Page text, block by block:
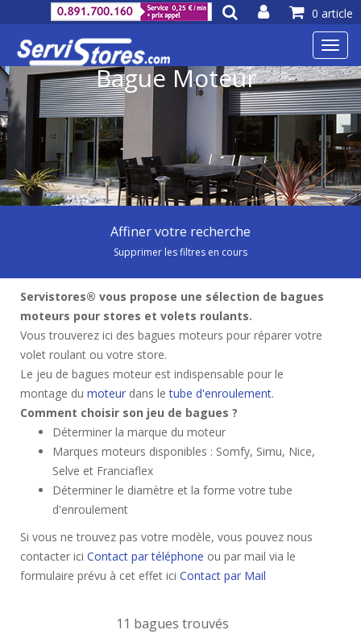
0 article
Bague Moteur
Affiner votre recherche
Supprimer les filtres en cours
Servistores® vous propose une sélection de bagues
moteurs pour stores et volets roulants.
Vous trouverez ici des bagues moteurs pour réparer votre
volet roulant ou votre store.
Le jeu de bagues moteur est indispensable pour le
montage du moteur dans letube d'enroulement.
Comment choisir son jeu de bagues ?
Déterminer la marque du moteur
Marques moteurs disponibles : Somfy, Simu, Nice,
Selve et Franciaflex
Déterminer le diamètre et la forme votre tube
d'enroulement
Si vous ne trouvez pas votre modèle, vous pouvez nous
contacter ici Contact par téléphone ou par mail via le
formulaire prévu à cet effet ici Contact par Mail
11 bagues trouvés